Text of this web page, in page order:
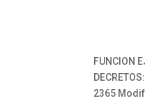
FUNCION
DECRETOS:
2365